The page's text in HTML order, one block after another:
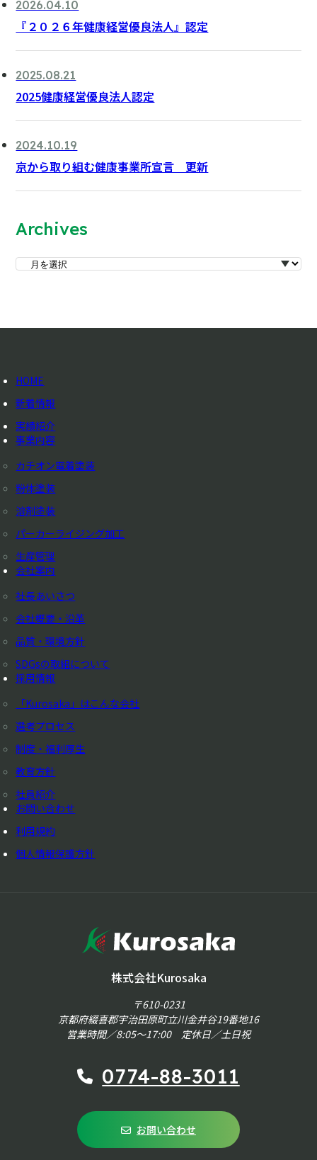
2026.04.10
『２０２６年健康経営優良法人』認定
2025.08.21
2025健康経営優良法人認定
2024.10.19
京から取り組む健康事業所宣言 更新
Archives
HOME
新着情報
実績紹介
事業内容
カチオン電着塗装
粉体塗装
溶剤塗装
パーカーライジング加工
生産管理
会社案内
社長あいさつ
会社概要・沿革
品質・環境方針
SDGsの取組について
採用情報
「Kurosaka」はこんな会社
選考プロセス
制度・福利厚生
教育方針
社員紹介
お問い合わせ
利用規約
個人情報保護方針
株式会社Kurosaka
〒610-0231
京都府綴喜郡宇治田原町立川金井谷19番地16
営業時間／8:05～17:00 定休日／土日祝
0774-88-3011
お問い合わせ